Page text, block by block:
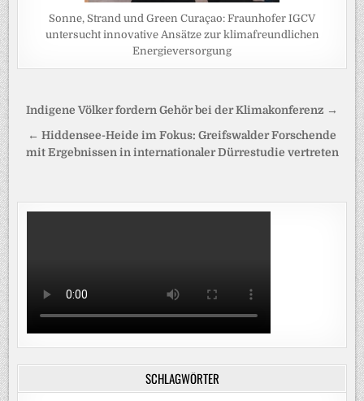
Sonne, Strand und Green Curaçao: Fraunhofer IGCV
untersucht innovative Ansätze zur klimafreundlichen
Energieversorgung
Beitragsnavigation
Indigene Völker fordern Gehör bei der Klimakonferenz →
← Hiddensee-Heide im Fokus: Greifswalder Forschende
mit Ergebnissen in internationaler Dürrestudie vertreten
SCHLAGWÖRTER